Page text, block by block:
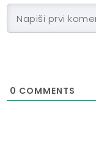
0 COMMENTS